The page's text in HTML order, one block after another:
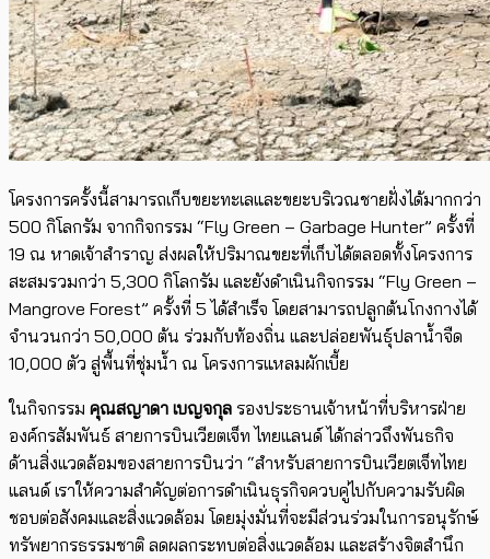
โครงการครั้งนี้สามารถเก็บขยะทะเลและขยะบริเวณชายฝั่งได้มากกว่า
500 กิโลกรัม จากกิจกรรม “Fly Green – Garbage Hunter” ครั้งที่
19 ณ หาดเจ้าสำราญ ส่งผลให้ปริมาณขยะที่เก็บได้ตลอดทั้งโครงการ
สะสมรวมกว่า 5,300 กิโลกรัม และยังดำเนินกิจกรรม “Fly Green –
Mangrove Forest” ครั้งที่ 5 ได้สำเร็จ โดยสามารถปลูกต้นโกงกางได้
จำนวนกว่า 50,000 ต้น ร่วมกับท้องถิ่น และปล่อยพันธุ์ปลาน้ำจืด
10,000 ตัว สู่พื้นที่ชุ่มน้ำ ณ โครงการแหลมผักเบี้ย
ในกิจกรรม คุณสญาดา เบญจกุล รองประธานเจ้าหน้าที่บริหารฝ่าย
องค์กรสัมพันธ์ สายการบินเวียตเจ็ท ไทยแลนด์ ได้กล่าวถึงพันธกิจ
ด้านสิ่งแวดล้อมของสายการบินว่า “สำหรับสายการบินเวียตเจ็ทไทย
แลนด์ เราให้ความสำคัญต่อการดำเนินธุรกิจควบคู่ไปกับความรับผิด
ชอบต่อสังคมและสิ่งแวดล้อม โดยมุ่งมั่นที่จะมีส่วนร่วมในการอนุรักษ์
ทรัพยากรธรรมชาติ ลดผลกระทบต่อสิ่งแวดล้อม และสร้างจิตสำนึก